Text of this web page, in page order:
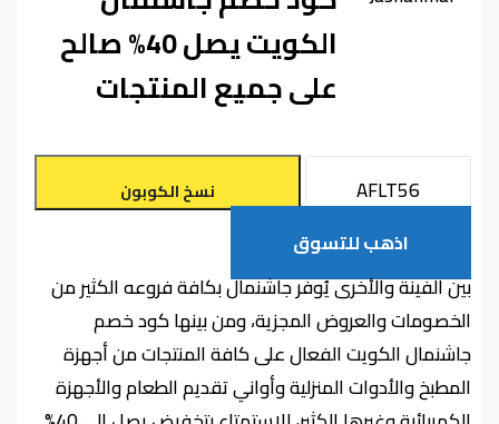
الكويت يصل 40% صالح
على جميع المنتجات
نسخ الكوبون
اذهب للتسوق
بين الفينة والأخرى يُوفر جاشنمال بكافة فروعه الكثير من
الخصومات والعروض المجزية، ومن بينها كود خصم
جاشنمال الكويت الفعال على كافة المنتجات من أجهزة
المطبخ والأدوات المنزلية وأواني تقديم الطعام والأجهزة